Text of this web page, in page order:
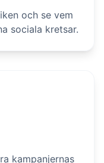
och se vem
sociala kretsar.
kampanjernas